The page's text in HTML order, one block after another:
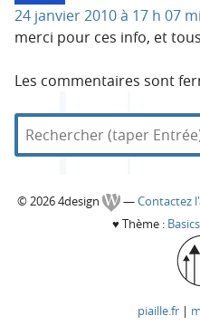
24 janvier 2010 à 17 h 07
merci pour ces info, et
Les commentaires sont
R
R
e
d
4
C
© 2026 4design —Contactez
♥ Thème : Basics
piaille.fr |